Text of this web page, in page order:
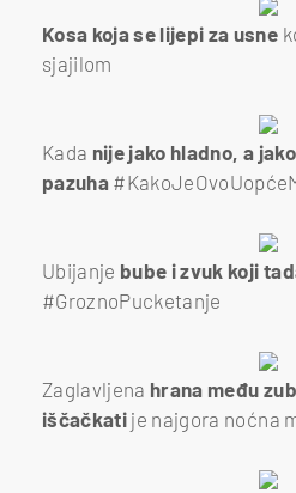
Kosa koja se lijepi za usne
sjajilom
Kada nije jako hladno, a
pazuha
Ubijanje bube i zvuk koji
#GroznoPucketanje
Zaglavljena hrana među
iščačkati je najgora noćna